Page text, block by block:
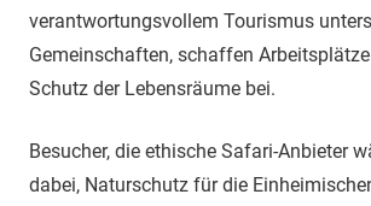
verantwortungsvollem Tourismus
Gemeinschaften, schaffen
Schutz der Lebensräume bei.
Besucher, die ethische Safari-Anbieter
dabei, Naturschutz für die